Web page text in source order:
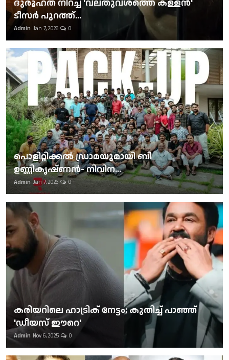
ദുരൂഹത നിറച്ച് 'വലതുവശത്തെ കള്ളന്‍'
ടീസര്‍ പുറത്ത്...
Admin Jan 7, 2026 0
പൊളിറ്റിക്കല്‍ ഡ്രാമയുമായി ബി
ഉണ്ണികൃഷ്ണന്‍- നിവിന...
Admin Jan 7, 2026 0
കരിയറിലെ ഹാട്രിക് നേട്ടം; കുതിച്ച് പാഞ്ഞ്
'ഡീയസ് ഈറെ'
Admin Nov 6, 2025 0